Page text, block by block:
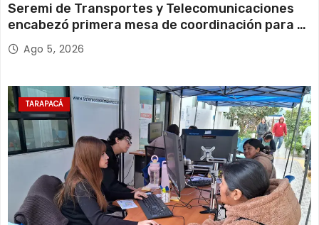
Seremi de Transportes y Telecomunicaciones
encabezó primera mesa de coordinación para el
retiro de cables en desuso en Iquique
Ago 5, 2026
TARAPACÁ